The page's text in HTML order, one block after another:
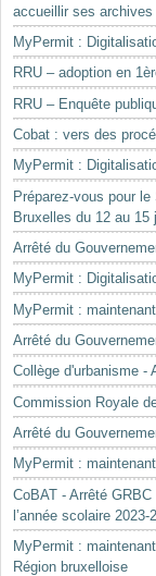
accueillir ses archives
MyPermit :
RRU – adoption en
RRU – Enquête
Cobat : vers des
MyPermit :
Préparez-vous pour
Bruxelles du 12 au 15
Arrêté du
MyPermit :
MyPermit :
Arrêté du
Collège d'urbanisme -
Commission Royale
Arrêté du
MyPermit :
CoBAT - Arrêté
l’année scolaire 2023-
MyPermit :
Région bruxelloise